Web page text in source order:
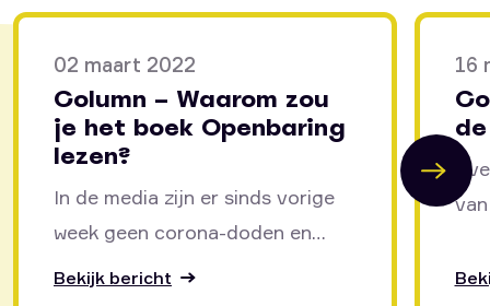
02 maart 2022
Column – Waarom zou
je het boek Openbaring
lezen?
In de media zijn er sinds vorige
week geen corona-doden en
geen besmettingen meer. Het
Bekijk bericht
16